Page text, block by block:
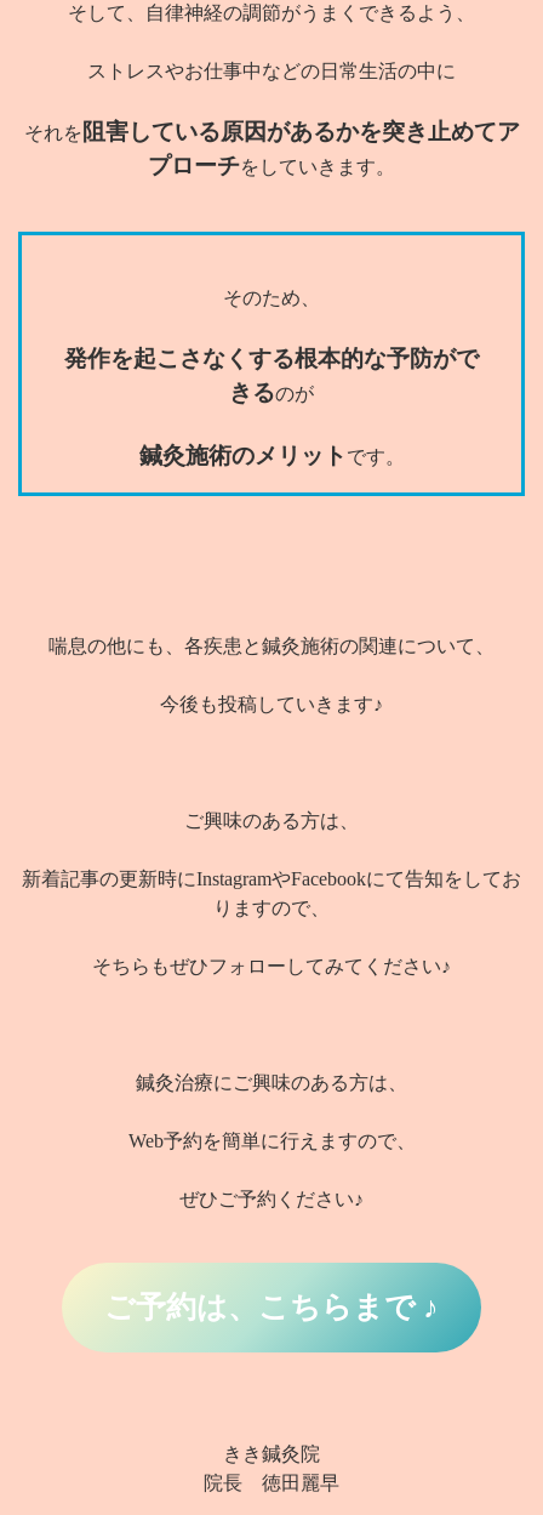
そして、自律神経の調節がうまくできるよう、
ストレスやお仕事中などの日常生活の中に
それを 阻害している原因があるかを突き止めてア
プローチをしていきます。
そのため、
発作を起こさなくする根本的な予防がで
きるのが
鍼灸施術のメリット です。
喘息の他にも、各疾患と鍼灸施術の関連について、
今後も投稿していきます♪
ご興味のある方は、
新着記事の更新時にInstagramやFacebookにて告知をしてお
りますので、
そちらもぜひフォローしてみてください♪
鍼灸治療にご興味のある方は、
Web予約を簡単に行えますので、
ぜひご予約ください♪
ご予約は、こちらまで ♪
きき鍼灸院
院長 徳田麗早